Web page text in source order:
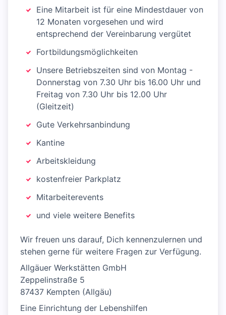
Eine Mitarbeit ist für eine Mindestdauer von
12 Monaten vorgesehen und wird
entsprechend der Vereinbarung vergütet
Fortbildungsmöglichkeiten
Unsere Betriebszeiten sind von Montag -
Donnerstag von 7.30 Uhr bis 16.00 Uhr und
Freitag von 7.30 Uhr bis 12.00 Uhr
(Gleitzeit)
Gute Verkehrsanbindung
Kantine
Arbeitskleidung
kostenfreier Parkplatz
Mitarbeiterevents
und viele weitere Benefits
Wir freuen uns darauf, Dich kennenzulernen und
stehen gerne für weitere Fragen zur Verfügung.
Allgäuer Werkstätten GmbH
Zeppelinstraße 5
87437 Kempten (Allgäu)
Eine Einrichtung der Lebenshilfen